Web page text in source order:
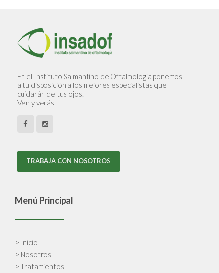
En el Instituto Salmantino de Oftalmología ponemos
a tu disposición a los mejores especialistas que
cuidarán de tus ojos.
Ven y verás.
TRABAJA CON NOSOTROS
Menú Principal
> Inicio
> Nosotros
> Tratamientos